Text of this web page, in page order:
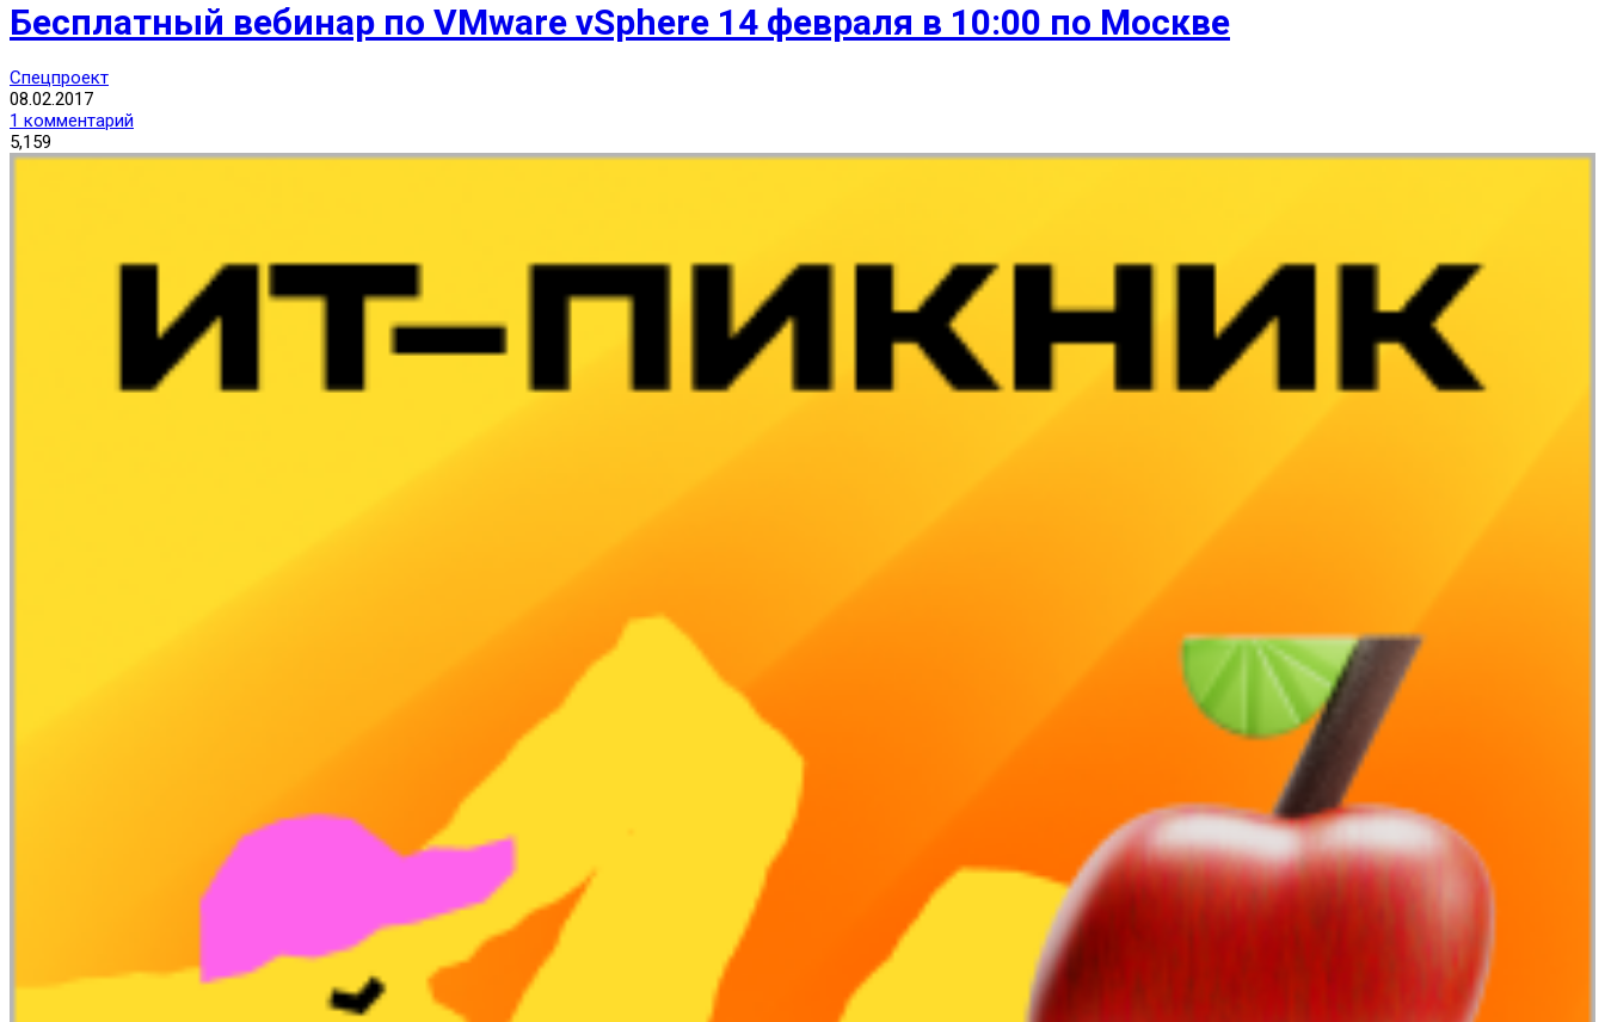
Бесплатный вебинар по VMware vSphere 14 февраля в 10:00 по Москве
Спецпроект
08.02.2017
1 комментарий
5,159